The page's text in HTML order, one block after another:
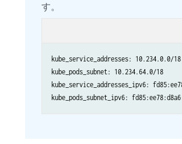
す。
kube_service_addresses: 10.234.0.0/18
kube_pods_subnet: 10.234.64.0/18
kube_service_addresses_ipv6: